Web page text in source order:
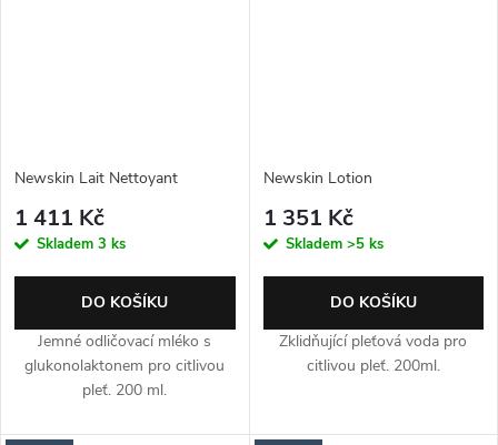
Newskin Lait Nettoyant
1 411 Kč
Skladem 3 ks
DO KOŠÍKU
Jemné odličovací mléko s
glukonolaktonem pro citlivou
pleť. 200 ml.
Newskin Lotion
1 351 Kč
Skladem >5 ks
DO KOŠÍKU
Zklidňující pleťová voda pro
citlivou pleť. 200ml.